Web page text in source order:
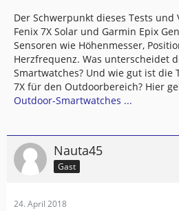
Der Schwerpunkt dieses Tests und
Fenix 7X Solar und Garmin Epix
Sensoren wie Höhenmesser,
Herzfrequenz. Was unterscheidet
Smartwatches? Und wie gut ist die
7X für den Outdoorbereich? Hier
Outdoor-Smartwatches ...
Nauta45
Gast
24. April 2018